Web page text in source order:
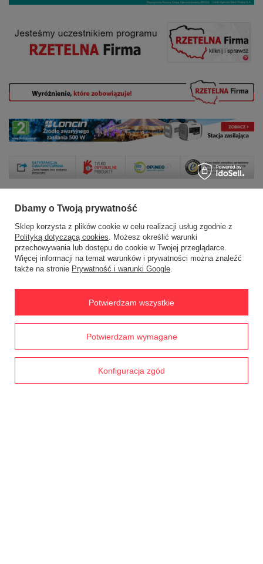
Zamówienia
Status zamówienia
Śledzenie przesyłki
Chcę zareklamować produkt
Chcę zwrócić produkt
Chcę wymienić towar
Konto
Dbamy o Twoją prywatność
Sklep korzysta z plików cookie w celu realizacji usług zgodnie z
Polityką dotyczącą cookies. Możesz określić warunki
przechowywania lub dostępu do cookie w Twojej przeglądarce.
Więcej informacji na temat warunków i prywatności można znaleźć
także na stronie Prywatność i warunki Google.
Potwierdzam wymagane
Konfiguracja zgód
Potwierdzam wszystkie